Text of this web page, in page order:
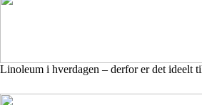
Linoleum i hverdagen – derfor er det ideelt